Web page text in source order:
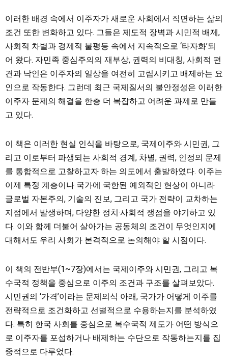
이러한 배경 속에서 이주자가 새로운 사회에서 직면하는 삶의
조건 또한 변화하고 있다. 그들은 제도적 장벽과 시민적 배제,
사회적 차별과 경제적 불평등 속에서 지속적으로 ‘타자화’되
어 왔다. 자민족 중심주의의 재부상, 권력의 비대칭, 사회적 편
견과 낙인은 이주자의 일상을 여전히 고립시키고 배제하는 요
인으로 작동한다. 그런데 최근 국제질서의 불안정성은 이러한
이주자 문제의 해결을 한층 더 복잡하고 어려운 과제로 만들
고 있다.
이 책은 이러한 현실 인식을 바탕으로, 국제이주와 시민권, 그
리고 이로부터 파생되는 사회적 경계, 차별, 권력, 인정의 문제
를 통합적으로 고찰하고자 하는 의도에서 출발하였다. 이주는
이제 특정 계층이나 국가에 국한된 예외적인 현상이 아니라
글로벌 자본주의, 기술의 진보, 그리고 국가 전략이 교차하는
지점에서 발생하며, 다양한 정치·사회적 쟁점을 야기하고 있
다. 이와 함께 더불어 살아가는 공동체의 조건이 무엇인지에
대해서도 우리 사회가 본격적으로 논의해야 할 시점이다.
이 책의 전반부(1~7장)에서는 국제이주와 시민권, 그리고 복
수국적 정책을 중심으로 이주의 조건과 구조를 살펴보았다.
시민권의 ‘가격’이라는 문제의식 아래, 국가가 어떻게 이주를
전략적으로 조건화하고 선별적으로 수용하는지를 분석하였
다. 특히 한국 사회를 중심으로 복수국적 제도가 어떤 방식으
로 이주자를 포섭하거나 배제하는 수단으로 작동하는지를 집
중적으로 다루었다.